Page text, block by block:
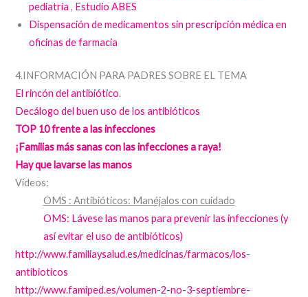
pediatría, Estudio ABES
Dispensación de medicamentos sin prescripción médica en
oficinas de farmacia
4.INFORMACIÓN PARA PADRES SOBRE EL TEMA
El rincón del antibiótico.
Decálogo del buen uso de los antibióticos
TOP 10 frente a las infecciones
¡Familias más sanas con las infecciones a raya!
Hay que lavarse las manos
Videos:
OMS : Antibióticos: Manéjalos con cuidado
OMS: Lávese las manos para prevenir las infecciones (y
así evitar el uso de antibióticos)
http://www.familiaysalud.es/medicinas/farmacos/los-
antibioticos
http://www.famiped.es/volumen-2-no-3-septiembre-